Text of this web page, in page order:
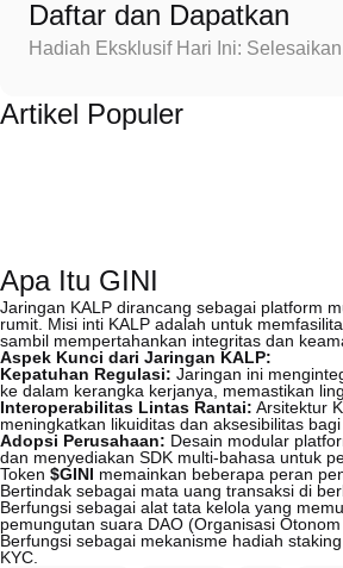
Daftar dan Dapatkan
Hadiah Eksklusif Hari Ini:
Artikel Populer
Apa Itu GINI
Jaringan KALP dirancang sebagai platform
rumit. Misi inti KALP adalah untuk
sambil mempertahankan integritas dan
Aspek Kunci dari Jaringan KALP:
Kepatuhan Regulasi: Jaringan ini
ke dalam kerangka kerjanya, memastikan
Interoperabilitas Lintas Rantai: Arsitektur
meningkatkan likuiditas dan aksesibilitas bagi
Adopsi Perusahaan: Desain modular
dan menyediakan SDK multi-bahasa untuk
Token $GINI memainkan beberapa peran
Bertindak sebagai mata uang transaksi di
Berfungsi sebagai alat tata kelola yang
pemungutan suara DAO (Organisasi Otonom
Berfungsi sebagai mekanisme hadiah
KYC.